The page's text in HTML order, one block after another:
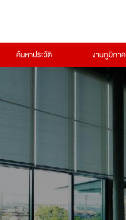
ค้นหาประวัติ งานภูมิภาค